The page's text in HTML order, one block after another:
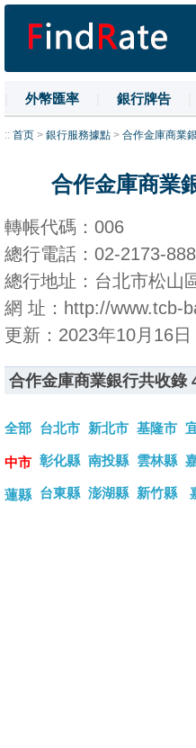
外幣匯率 銀行牌告
| 名詞解釋 | 換匯技巧 |
:: 首页 > 銀行服務據點 > 合作金庫商業
合作金庫商業
轉帳代碼：006
總行電話：02-2173-
總行地址：台北市松山
網 址：http://www.tcb-
更新：2023年10月16日
合作金庫商業銀行共收錄
全部 台北市 新北市 基隆市
中市 彰化縣 南投縣 雲林縣
蓮縣 台東縣 澎湖縣 新竹縣